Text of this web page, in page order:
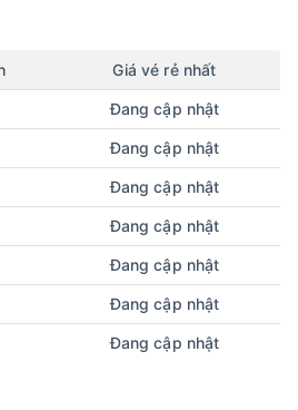
Giá vé rẻ nhất
Đang cập nhật
Đang cập nhật
Đang cập nhật
Đang cập nhật
Đang cập nhật
Đang cập nhật
Đang cập nhật